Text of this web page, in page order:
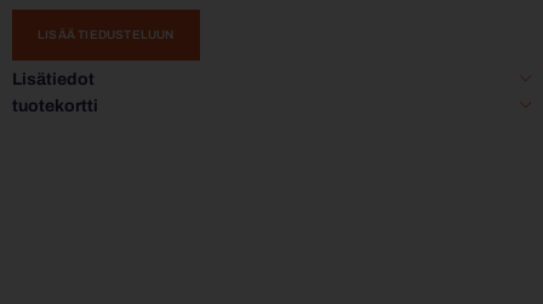
LISÄÄ TIEDUSTELUUN
Lisätiedot
tuotekortti